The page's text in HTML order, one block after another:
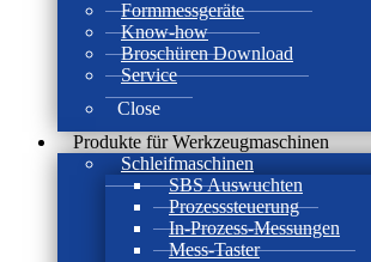
Formmessgeräte
Know-how
Broschüren Download
Service
Close
Produkte für Werkzeugmaschinen
Schleifmaschinen
SBS Auswuchten
Prozesssteuerung
In-Prozess-Messungen
Mess-Taster